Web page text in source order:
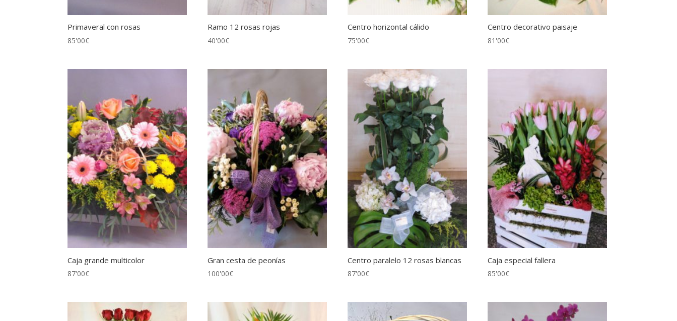
Primaveral con rosas
85'00€
Ramo 12 rosas rojas
40'00€
Centro horizontal cálido
75'00€
Centro decorativo paisaje
81'00€
Caja grande multicolor
87'00€
Gran cesta de peonías
100'00€
Centro paralelo 12 rosas blancas
87'00€
Caja especial fallera
85'00€